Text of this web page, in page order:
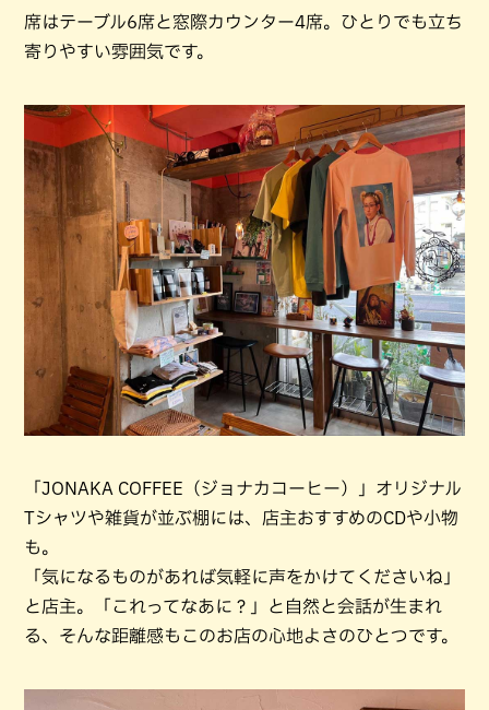
席はテーブル6席と窓際カウンター4席。ひとりでも立ち
寄りやすい雰囲気です。
「JONAKA COFFEE（ジョナカコーヒー）」オリジナル
Tシャツや雑貨が並ぶ棚には、店主おすすめのCDや小物
も。
「気になるものがあれば気軽に声をかけてくださいね」
と店主。「これってなあに？」と自然と会話が生まれ
る、そんな距離感もこのお店の心地よさのひとつです。